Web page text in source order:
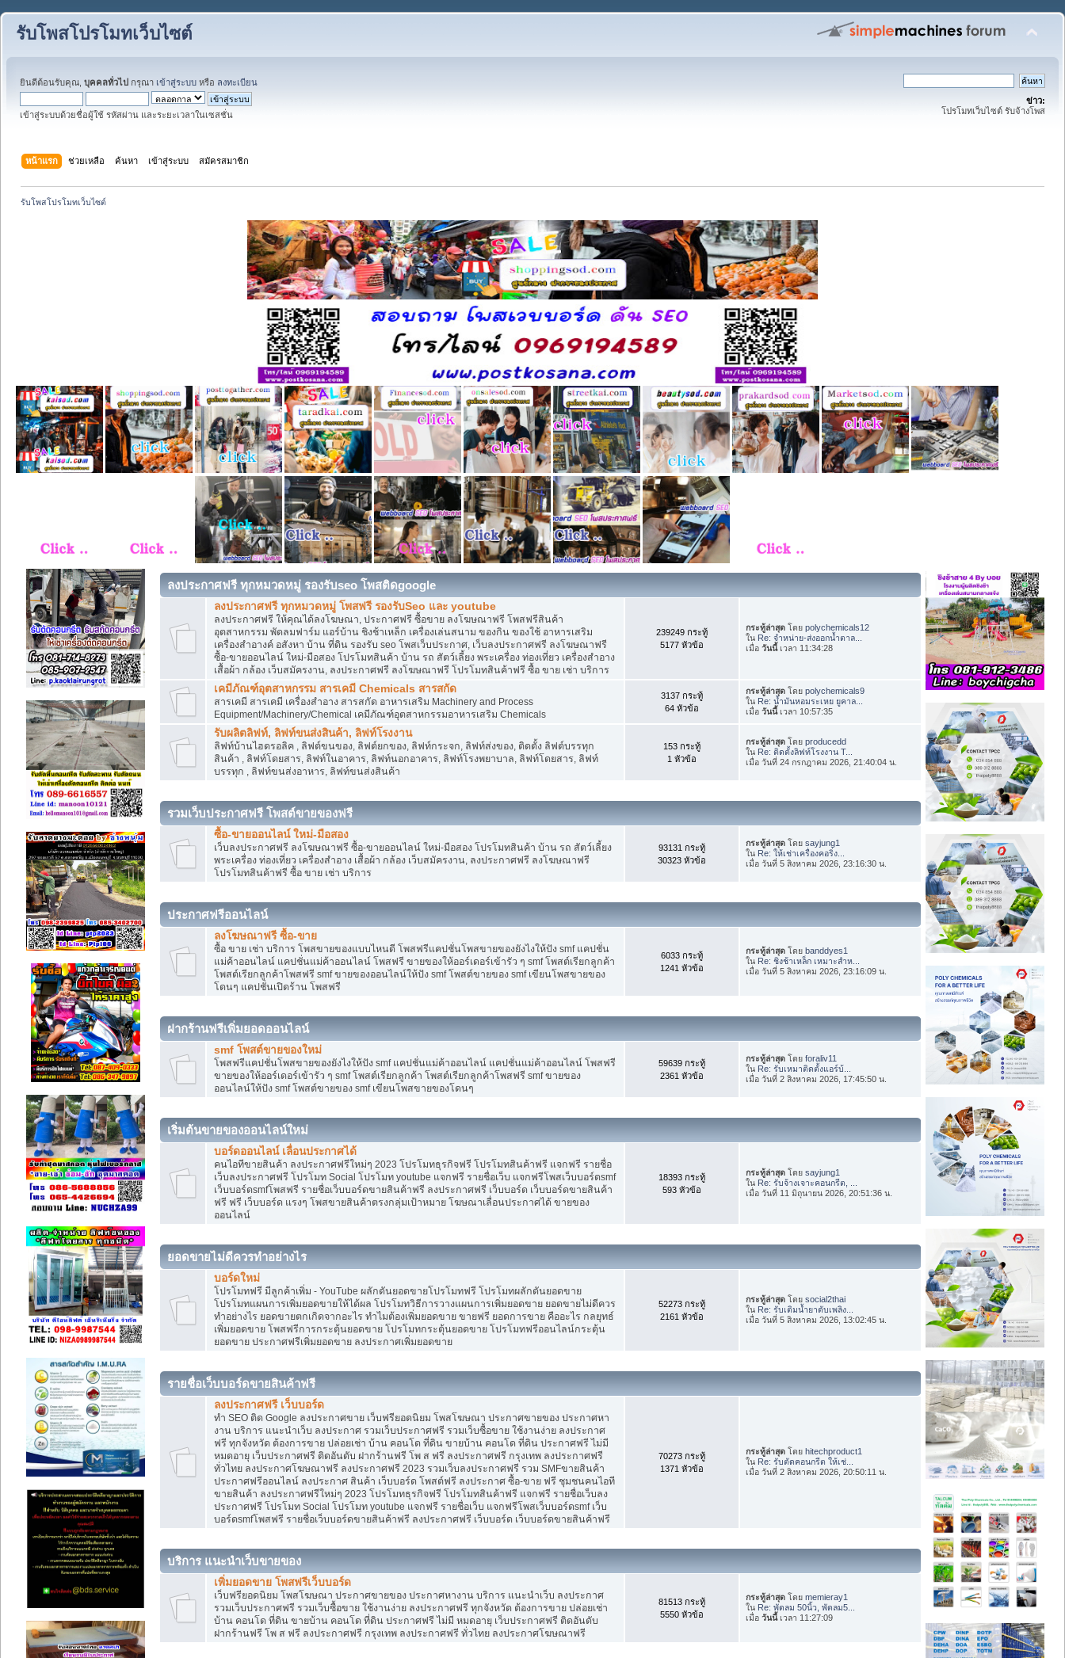
รับโพสโปรโมทเว็บไซต์
ยินดีต้อนรับคุณ, บุคคลทั่วไป กรุณา เข้าสู่ระบบ หรือ ลงทะเบียน
เข้าสู่ระบบด้วยชื่อผู้ใช้ รหัสผ่าน และระยะเวลาในเซสชั่น
ข่าว:
โปรโมทเว็บไซต์ รับจ้างโพส
หน้าแรก ช่วยเหลือ ค้นหา เข้าสู่ระบบ สมัครสมาชิก
รับโพสโปรโมทเว็บไซต์
ลงประกาศฟรี ทุกหมวดหมู่ รองรับseo โพสติดgoogle
ลงประกาศฟรี ทุกหมวดหมู่ โพสฟรี รองรับSeo และ youtube
ลงประกาศฟรี ให้คุณได้ลงโฆษณา, ประกาศฟรี ซื้อขาย ลงโฆษณาฟรี โพสฟรีสินค้า
อุตสาหกรรม พัดลมฟาร์ม แอร์บ้าน ชิงช้าเหล็ก เครื่องเล่นสนาม ของกิน ของใช้ อาหารเสริม
เครื่องสำอางค์ อสังหา บ้าน ที่ดิน รองรับ seo โพสเว็บประกาศ, เว็บลงประกาศฟรี ลงโฆษณาฟรี
ซื้อ-ขายออนไลน์ ใหม่-มือสอง โปรโมทสินค้า บ้าน รถ สัตว์เลี้ยง พระเครื่อง ท่องเที่ยว เครื่องสำอาง
เสื้อผ้า กล้อง เว็บสมัครงาน, ลงประกาศฟรี ลงโฆษณาฟรี โปรโมทสินค้าฟรี ซื้อ ขาย เช่า บริการ
239249 กระทู้
5177 หัวข้อ
กระทู้ล่าสุด โดยpolychemicals12
ใน Re: จำหน่าย-ส่งออกน้ำตาล...
เมื่อวันนี้เวลา 11:34:28
เคมีภัณฑ์อุตสาหกรรม สารเคมี Chemicals สารสกัด
สารเคมี สารเคมี เครื่องสำอาง สารสกัด อาหารเสริม Machinery and Process
Equipment/Machinery/Chemical เคมีภัณฑ์อุตสาหกรรมอาหารเสริม Chemicals
3137 กระทู้
64 หัวข้อ
กระทู้ล่าสุด โดยpolychemicals9
ใน Re: น้ำมันหอมระเหย ยูคาล...
เมื่อวันนี้เวลา 10:57:35
รับผลิตลิฟท์, ลิฟท์ขนส่งสินค้า, ลิฟท์โรงงาน
ลิฟท์บ้านไฮดรอลิค , ลิฟต์ขนของ, ลิฟต์ยกของ, ลิฟท์กระจก, ลิฟท์ส่งของ, ติดตั้ง ลิฟต์บรรทุก
สินค้า , ลิฟท์โดยสาร, ลิฟท์ในอาคาร, ลิฟท์นอกอาคาร, ลิฟท์โรงพยาบาล, ลิฟท์โดยสาร, ลิฟท์
บรรทุก , ลิฟท์ขนส่งอาหาร, ลิฟท์ขนส่งสินค้า
153 กระทู้
1 หัวข้อ
กระทู้ล่าสุด โดยproducedd
ใน Re: ติดตั้งลิฟท์โรงงาน T...
เมื่อ วันที่ 24 กรกฎาคม 2026, 21:40:04 น.
รวมเว็บประกาศฟรี โพสต์ขายของฟรี
ซื้อ-ขายออนไลน์ ใหม่-มือสอง
เว็บลงประกาศฟรี ลงโฆษณาฟรี ซื้อ-ขายออนไลน์ ใหม่-มือสอง โปรโมทสินค้า บ้าน รถ สัตว์เลี้ยง
พระเครื่อง ท่องเที่ยว เครื่องสำอาง เสื้อผ้า กล้อง เว็บสมัครงาน, ลงประกาศฟรี ลงโฆษณาฟรี
โปรโมทสินค้าฟรี ซื้อ ขาย เช่า บริการ
93131 กระทู้
30323 หัวข้อ
กระทู้ล่าสุด โดยsayjung1
ใน Re: ให้เช่าเครื่องคอริ่ง...
เมื่อ วันที่ 5 สิงหาคม 2026, 23:16:30 น.
ประกาศฟรีออนไลน์
ลงโฆษณาฟรี ซื้อ-ขาย
ซื้อ ขาย เช่า บริการ โพสขายของแบบไหนดี โพสฟรีแคปชั่นโพสขายของยังไงให้ปัง smf แคปชั่น
แม่ค้าออนไลน์ แคปชั่นแม่ค้าออนไลน์ โพสฟรี ขายของให้ออร์เดอร์เข้ารัว ๆ smf โพสต์เรียกลูกค้า
โพสต์เรียกลูกค้าโพสฟรี smf ขายของออนไลน์ให้ปัง smf โพสต์ขายของ smf เขียนโพสขายของ
โดนๆ แคปชั่นเปิดร้าน โพสฟรี
6033 กระทู้
1241 หัวข้อ
กระทู้ล่าสุด โดยbanddyes1
ใน Re: ชิงช้าเหล็ก เหมาะสำห...
เมื่อ วันที่ 5 สิงหาคม 2026, 23:16:09 น.
ฝากร้านฟรีเพิ่มยอดออนไลน์
smf โพสต์ขายของใหม่
โพสฟรีแคปชั่นโพสขายของยังไงให้ปัง smf แคปชั่นแม่ค้าออนไลน์ แคปชั่นแม่ค้าออนไลน์ โพสฟรี
ขายของให้ออร์เดอร์เข้ารัว ๆ smf โพสต์เรียกลูกค้า โพสต์เรียกลูกค้าโพสฟรี smf ขายของ
ออนไลน์ให้ปัง smf โพสต์ขายของ smf เขียนโพสขายของโดนๆ
59639 กระทู้
2361 หัวข้อ
กระทู้ล่าสุด โดยforaliv11
ใน Re: รับเหมาติดตั้งแอร์บ้...
เมื่อ วันที่ 2 สิงหาคม 2026, 17:45:50 น.
เริ่มต้นขายของออนไลน์ใหม่
บอร์ดออนไลน์ เลื่อนประกาศได้
คนไอทีขายสินค้า ลงประกาศฟรีใหม่ๆ 2023 โปรโมทธุรกิจฟรี โปรโมทสินค้าฟรี แจกฟรี รายชื่อ
เว็บลงประกาศฟรี โปรโมท Social โปรโมท youtube แจกฟรี รายชื่อเว็บ แจกฟรีโพสเว็บบอร์ดsmf
เว็บบอร์ดsmfโพสฟรี รายชื่อเว็บบอร์ดขายสินค้าฟรี ลงประกาศฟรี เว็บบอร์ด เว็บบอร์ดขายสินค้า
ฟรี ฟรี เว็บบอร์ด แรงๆ โพสขายสินค้าตรงกลุ่มเป้าหมาย โฆษณาเลื่อนประกาศได้ ขายของ
ออนไลน์
18393 กระทู้
593 หัวข้อ
กระทู้ล่าสุด โดยsayjung1
ใน Re: รับจ้างเจาะคอนกรีต, ...
เมื่อ วันที่ 11 มิถุนายน 2026, 20:51:36 น.
ยอดขายไม่ดีควรทำอย่างไร
บอร์ดใหม่
โปรโมทฟรี มีลูกค้าเพิ่ม - YouTube ผลักดันยอดขายโปรโมทฟรี โปรโมทผลักดันยอดขาย
โปรโมทแผนการเพิ่มยอดขายให้ได้ผล โปรโมทวิธีการวางแผนการเพิ่มยอดขาย ยอดขายไม่ดีควร
ทำอย่างไร ยอดขายตกเกิดจากอะไร ทำไมต้องเพิ่มยอดขาย ขายฟรี ยอดการขาย คืออะไร กลยุทธ์
เพิ่มยอดขาย โพสฟรีการกระตุ้นยอดขาย โปรโมทกระตุ้นยอดขาย โปรโมทฟรีออนไลน์กระตุ้น
ยอดขาย ประกาศฟรีเพิ่มยอดขาย ลงประกาศเพิ่มยอดขาย
52273 กระทู้
2161 หัวข้อ
กระทู้ล่าสุด โดยsocial2thai
ใน Re: รับเติมน้ำยาดับเพลิง...
เมื่อ วันที่ 5 สิงหาคม 2026, 13:02:45 น.
รายชื่อเว็บบอร์ดขายสินค้าฟรี
ลงประกาศฟรี เว็บบอร์ด
ทำ SEO ติด Google ลงประกาศขาย เว็บฟรียอดนิยม โพสโฆษณา ประกาศขายของ ประกาศหา
งาน บริการ แนะนำเว็บ ลงประกาศ รวมเว็บประกาศฟรี รวมเว็บซื้อขาย ใช้งานง่าย ลงประกาศ
ฟรี ทุกจังหวัด ต้องการขาย ปล่อยเช่า บ้าน คอนโด ที่ดิน ขายบ้าน คอนโด ที่ดิน ประกาศฟรี ไม่มี
หมดอายุ เว็บประกาศฟรี ติดอันดับ ฝากร้านฟรี โพ ส ฟรี ลงประกาศฟรี กรุงเทพ ลงประกาศฟรี
ทั่วไทย ลงประกาศโฆษณาฟรี ลงประกาศฟรี 2023 รวมเว็บลงประกาศฟรี รวม SMFขายสินค้า
ประกาศฟรีออนไลน์ ลงประกาศ สินค้า เว็บบอร์ด โพสต์ฟรี ลงประกาศ ซื้อ-ขาย ฟรี ชุมชนคนไอที
ขายสินค้า ลงประกาศฟรีใหม่ๆ 2023 โปรโมทธุรกิจฟรี โปรโมทสินค้าฟรี แจกฟรี รายชื่อเว็บลง
ประกาศฟรี โปรโมท Social โปรโมท youtube แจกฟรี รายชื่อเว็บ แจกฟรีโพสเว็บบอร์ดsmf เว็บ
บอร์ดsmfโพสฟรี รายชื่อเว็บบอร์ดขายสินค้าฟรี ลงประกาศฟรี เว็บบอร์ด เว็บบอร์ดขายสินค้าฟรี
70273 กระทู้
1371 หัวข้อ
กระทู้ล่าสุด โดยhitechproduct1
ใน Re: รับตัดคอนกรีต ให้เช่...
เมื่อ วันที่ 2 สิงหาคม 2026, 20:50:11 น.
บริการ แนะนำเว็บขายของ
เพิ่มยอดขาย โพสฟรีเว็บบอร์ด
เว็บฟรียอดนิยม โพสโฆษณา ประกาศขายของ ประกาศหางาน บริการ แนะนำเว็บ ลงประกาศ
รวมเว็บประกาศฟรี รวมเว็บซื้อขาย ใช้งานง่าย ลงประกาศฟรี ทุกจังหวัด ต้องการขาย ปล่อยเช่า
บ้าน คอนโด ที่ดิน ขายบ้าน คอนโด ที่ดิน ประกาศฟรี ไม่มี หมดอายุ เว็บประกาศฟรี ติดอันดับ
ฝากร้านฟรี โพ ส ฟรี ลงประกาศฟรี กรุงเทพ ลงประกาศฟรี ทั่วไทย ลงประกาศโฆษณาฟรี
81513 กระทู้
5550 หัวข้อ
กระทู้ล่าสุด โดยmemieray1
ใน Re: พัดลม 50นิ้ว, พัดลม5...
เมื่อวันนี้เวลา 11:27:09